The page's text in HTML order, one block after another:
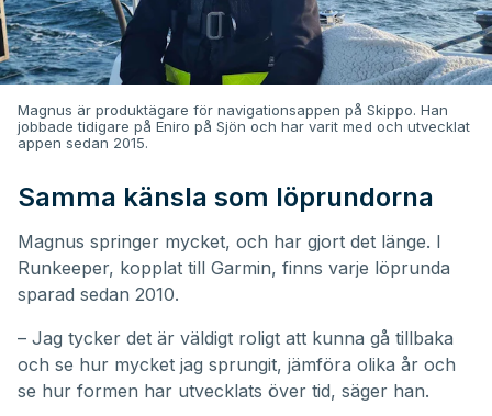
Magnus är produktägare för navigationsappen på Skippo. Han
jobbade tidigare på Eniro på Sjön och har varit med och utvecklat
appen sedan 2015.
Samma känsla som löprundorna
Magnus springer mycket, och har gjort det länge. I
Runkeeper, kopplat till Garmin, finns varje löprunda
sparad sedan 2010.
– Jag tycker det är väldigt roligt att kunna gå tillbaka
och se hur mycket jag sprungit, jämföra olika år och
se hur formen har utvecklats över tid, säger han.